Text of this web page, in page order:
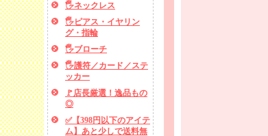
🖐️ネックレス
🖐️ピアス・イヤリン
グ・指輪
🖐️ブローチ
🖐️護符／カード／ステ
ッカー
🚩店長厳選！逸品もの
◎
✅【398円以下のアイテ
ム】あと少しで送料無